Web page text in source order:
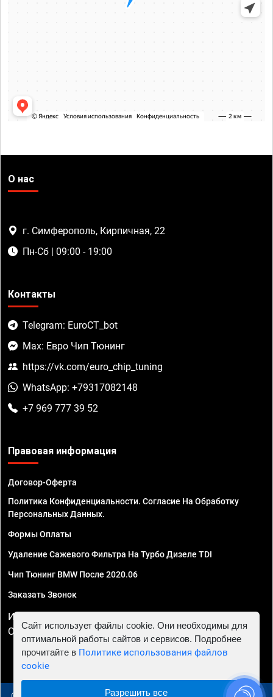
О нас
г. Симферополь, Кирпичная, 22
Пн-Сб | 09:00 - 19:00
Контакты
Telegram: EuroCT_bot
Max: Евро Чип Тюнинг
https://vk.com/euro_chip_tuning
WhatsApp: +79317082148
+7 969 777 39 52
Правовая информация
Договор-Оферта
Политика Конфиденциальности. Согласие На Обработку
Персональных Данных.
Формы Оплаты
Удаление Сажевого Фильтра На Турбо Дизеле TDI
Чип Тюнинг BMW После 2020.06
Заказать Звонок
ИП Смирнов Георгий Павлович. ИНН 781302555843,
ОГРНИП 324470400032610
Сайт использует файлы cookie. Они необходимы для
оптимальной работы сайтов и сервисов. Подробнее
прочитайте в Политике использования файлов
cookie
Разрешить все